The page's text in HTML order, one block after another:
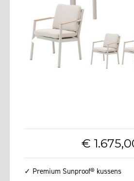
€ 1.675,
✓ Premium Sunproof® kussens